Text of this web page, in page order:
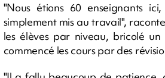
"Nous étions 60 enseignants
simplement mis au travail",
les élèves par niveau, bricolé
commencé les cours par des